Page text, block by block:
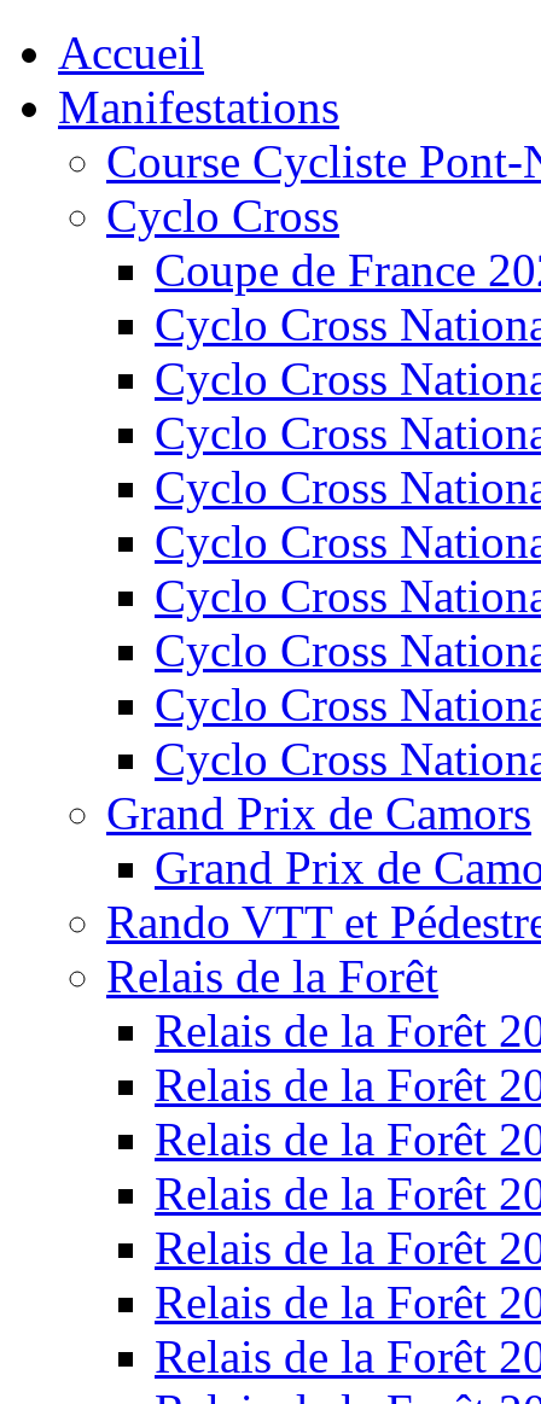
Accueil
Manifestations
Course Cycliste Pont-
Cyclo Cross
Coupe de France
Cyclo Cross
Cyclo Cross
Cyclo Cross
Cyclo Cross
Cyclo Cross
Cyclo Cross
Cyclo Cross
Cyclo Cross
Cyclo Cross
Grand Prix de Camors
Grand Prix de
Rando VTT et
Relais de la Forêt
Relais de la Forêt
Relais de la Forêt
Relais de la Forêt
Relais de la Forêt
Relais de la Forêt
Relais de la Forêt
Relais de la Forêt